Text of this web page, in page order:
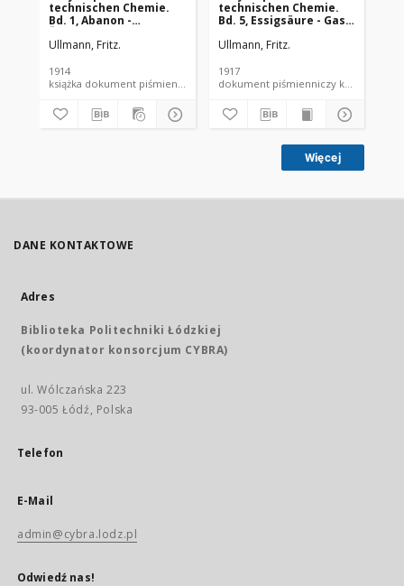
technischen Chemie.
Bd. 1, Abanon -
Ullmann, Fritz.
1914
książka dokument piśmienniczy
technischen Chemie.
Bd. 5, Essigsäure - Gase,
verflüssigte
Ullmann, Fritz.
1917
dokument piśmienniczy książka
Więcej
DANE KONTAKTOWE
Adres
Biblioteka Politechniki Łódzkiej
(koordynator konsorcjum CYBRA)
ul. Wólczańska 223
93-005 Łódź, Polska
Telefon
E-Mail
admin@cybra.lodz.pl
Odwiedź nas!